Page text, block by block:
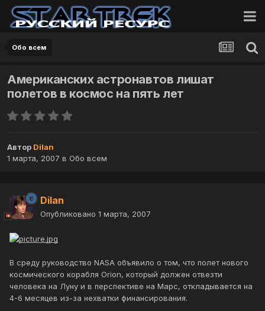
Обо всем
Американских астронавтов лишат
полетов в космос на пять лет
Автор Dilan
1 марта, 2007 в Обо всем
Dilan
Опубликовано 1 марта, 2007
В среду руководство NASA объявило о том, что полет нового
космического корабля Orion, который должен отвезти
человека на Луну и в перспективе на Марс, откладывается на
4-6 месяцев из-за нехватки финансирования.